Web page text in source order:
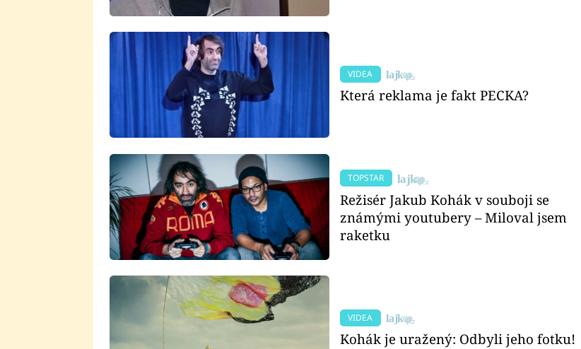
VIDEA
Která reklama je fakt PECKA?
TOPSTAR
Režisér Jakub Kohák v souboji se
známými youtubery – Miloval jsem
raketku
VIDEA
Kohák je uražený: Odbyli jeho fotku!